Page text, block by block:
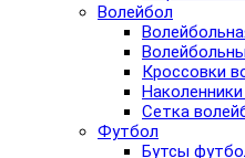
Волейбол
Кроссовки
Сетка
Футбол
Бутсы